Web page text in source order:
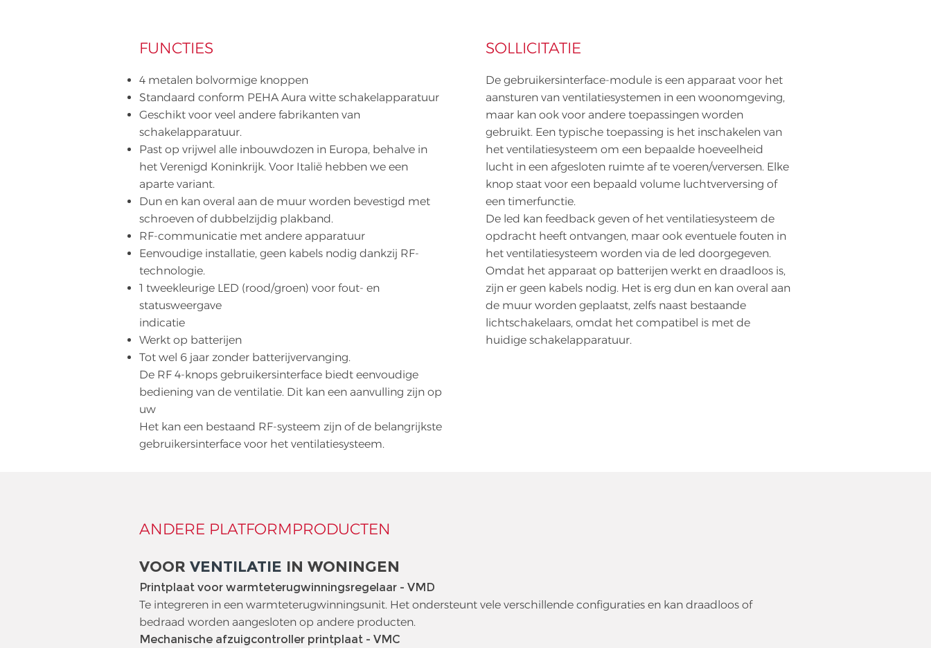
FUNCTIES
4 metalen bolvormige knoppen
Standaard conform PEHA Aura witte schakelapparatuur
Geschikt voor veel andere fabrikanten van
schakelapparatuur.
Past op vrijwel alle inbouwdozen in Europa, behalve in
het Verenigd Koninkrijk. Voor Italië hebben we een
aparte variant.
Dun en kan overal aan de muur worden bevestigd met
schroeven of dubbelzijdig plakband.
RF-communicatie met andere apparatuur
Eenvoudige installatie, geen kabels nodig dankzij RF-
technologie.
1 tweekleurige LED (rood/groen) voor fout- en
statusweergave
indicatie
Werkt op batterijen
Tot wel 6 jaar zonder batterijvervanging.
De RF 4-knops gebruikersinterface biedt eenvoudige
bediening van de ventilatie. Dit kan een aanvulling zijn op
uw
Het kan een bestaand RF-systeem zijn of de belangrijkste
gebruikersinterface voor het ventilatiesysteem.
SOLLICITATIE
De gebruikersinterface-module is een apparaat voor het
aansturen van ventilatiesystemen in een woonomgeving,
maar kan ook voor andere toepassingen worden
gebruikt. Een typische toepassing is het inschakelen van
het ventilatiesysteem om een bepaalde hoeveelheid
lucht in een afgesloten ruimte af te voeren/verversen. Elke
knop staat voor een bepaald volume luchtverversing of
een timerfunctie.
De led kan feedback geven of het ventilatiesysteem de
opdracht heeft ontvangen, maar ook eventuele fouten in
het ventilatiesysteem worden via de led doorgegeven.
Omdat het apparaat op batterijen werkt en draadloos is,
zijn er geen kabels nodig. Het is erg dun en kan overal aan
de muur worden geplaatst, zelfs naast bestaande
lichtschakelaars, omdat het compatibel is met de
huidige schakelapparatuur.
ANDERE PLATFORMPRODUCTEN
VOOR VENTILATIE IN WONINGEN
Printplaat voor warmteterugwinningsregelaar - VMD
Te integreren in een warmteterugwinningsunit. Het ondersteunt vele verschillende configuraties en kan draadloos of
bedraad worden aangesloten op andere producten.
Mechanische afzuigcontroller printplaat - VMC